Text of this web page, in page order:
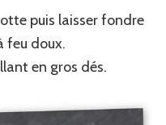
puis laisser fondre
feu doux.
en gros dés.